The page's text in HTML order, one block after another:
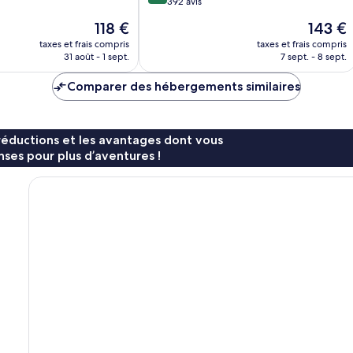
Le
nouveau
prix
de
118 €
118 €
taxes et frais compris
31 août - 1 sept.
Le
nouveau
prix
143 €
taxes et frais compris
7 sept. - 8 sept.
Comparer des hébergements similaires
et les avantages dont vous
pour plus d’aventures !